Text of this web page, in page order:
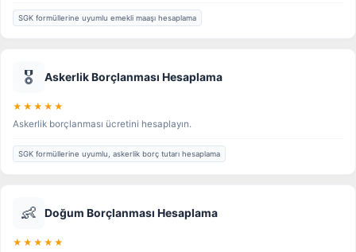
SGK formüllerine uyumlu emekli maaşı hesaplama
🎖️ Askerlik Borçlanması Hesaplama
★★★★★
Askerlik borçlanması ücretini hesaplayın.
SGK formüllerine uyumlu, askerlik borç tutarı hesaplama
👶 Doğum Borçlanması Hesaplama
★★★★★